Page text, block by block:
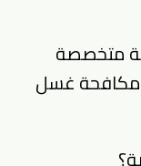
متخصصة
مكافحة غسل